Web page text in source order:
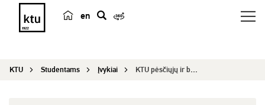
en
KTU Studentams Įvykiai KTU pėsčiųjų ir baidarių žygis 2026